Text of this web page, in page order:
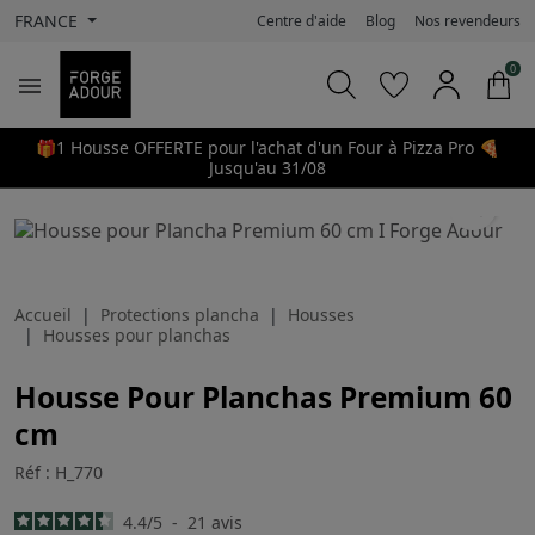
FRANCE Centre d'aide Blog Nos revendeurs

0
🎁1 Housse OFFERTE pour l'achat d'un Four à Pizza Pro 🍕
Jusqu'au 31/08
Accueil Protections plancha
Housses
Housses pour planchas
Housse Pour Planchas Premium 60
cm
Réf : H_770
4.4/5 - 21 avis